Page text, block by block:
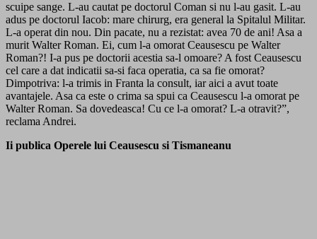
scuipe sange. L-au cautat pe doctorul Coman si nu l-au gasit. L-au
adus pe doctorul Iacob: mare chirurg, era general la Spitalul Militar.
L-a operat din nou. Din pacate, nu a rezistat: avea 70 de ani! Asa a
murit Walter Roman. Ei, cum l-a omorat Ceausescu pe Walter
Roman?! I-a pus pe doctorii acestia sa-l omoare? A fost Ceausescu
cel care a dat indicatii sa-si faca operatia, ca sa fie omorat?
Dimpotriva: l-a trimis in Franta la consult, iar aici a avut toate
avantajele. Asa ca este o crima sa spui ca Ceausescu l-a omorat pe
Walter Roman. Sa dovedeasca! Cu ce l-a omorat? L-a otravit?”,
reclama Andrei.
Ii publica Operele lui Ceausescu si Tismaneanu